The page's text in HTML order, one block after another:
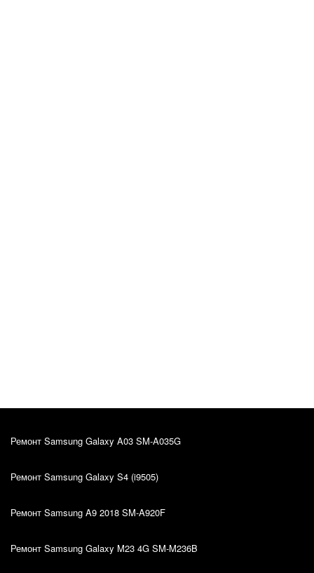
Ремонт Samsung Galaxy A03 SM-A035G
Ремонт Samsung Galaxy S4 (i9505)
Ремонт Samsung A9 2018 SM-A920F
Ремонт Samsung Galaxy M23 4G SM-M236B